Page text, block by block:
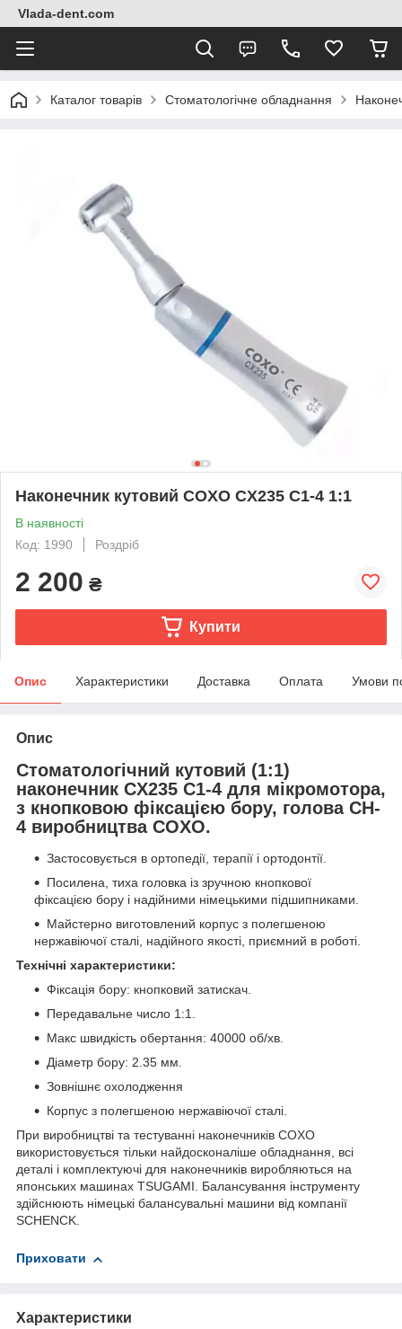
Vlada-dent.com
Каталог товарів Стоматологічне обладнання
Наконечник кутовий COXO CX235 C1-4 1:1
В наявності
Код: 1990
Роздріб
2 200 ₴
Купити
Опис Характеристики Доставка Оплата Умови
Опис
Стоматологічний кутовий (1:1)
наконечник CX235 C1-4 для мікромотора,
з кнопковою фіксацією бору, голова СH-
4 виробництва COXO.
Застосовується в ортопедії, терапії і ортодонтії.
Посилена, тиха головка із зручною кнопкової
фіксацією бору і надійними німецькими підшипниками.
Майстерно виготовлений корпус з полегшеною
нержавіючої сталі, надійного якості, приємний в роботі.
Технічні характеристики:
Фіксація бору: кнопковий затискач.
Передавальне число 1:1.
Макс швидкість обертання: 40000 об/хв.
Діаметр бору: 2.35 мм.
Зовнішнє охолодження
Корпус з полегшеною нержавіючої сталі.
При виробництві та тестуванні наконечників COXO
використовується тільки найдосконаліше обладнання, всі
деталі і комплектуючі для наконечників виробляються на
японських машинах TSUGAMI. Балансування інструменту
здійснюють німецькі балансувальні машини від компанії
SCHENCK.
Приховати
Характеристики